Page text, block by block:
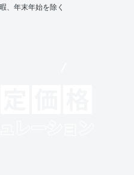
、年末年始を除く